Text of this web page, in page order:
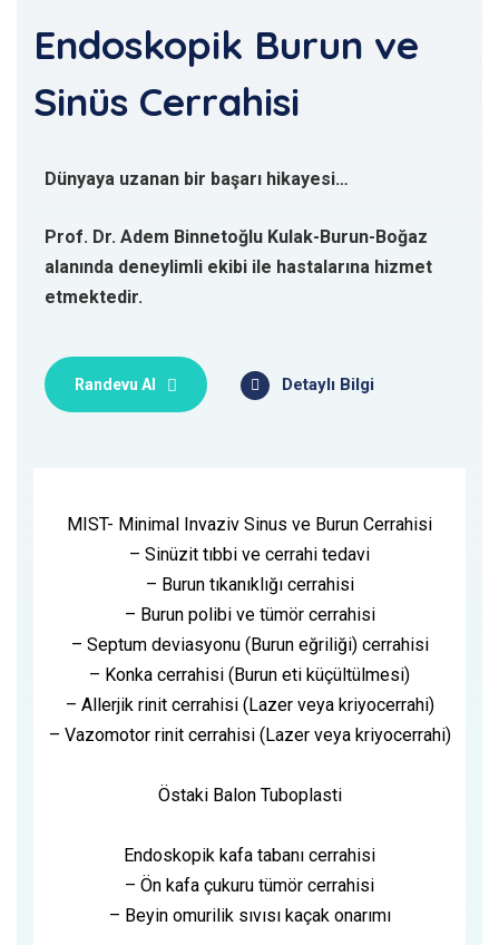
Endoskopik Burun ve
Sinüs Cerrahisi
Dünyaya uzanan bir başarı hikayesi…
Prof. Dr. Adem Binnetoğlu Kulak-Burun-Boğaz
alanında deneylimli ekibi ile hastalarına hizmet
etmektedir.
Randevu Al Detaylı Bilgi
MIST- Minimal Invaziv Sinus ve Burun Cerrahisi
– Sinüzit tıbbi ve cerrahi tedavi
– Burun tıkanıklığı cerrahisi
– Burun polibi ve tümör cerrahisi
– Septum deviasyonu (Burun eğriliği) cerrahisi
– Konka cerrahisi (Burun eti küçültülmesi)
– Allerjik rinit cerrahisi (Lazer veya kriyocerrahi)
– Vazomotor rinit cerrahisi (Lazer veya kriyocerrahi)
Östaki Balon Tuboplasti
Endoskopik kafa tabanı cerrahisi
– Ön kafa çukuru tümör cerrahisi
– Beyin omurilik sıvısı kaçak onarımı